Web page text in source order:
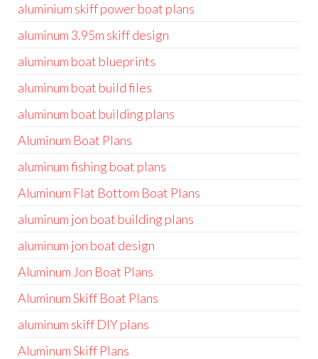
aluminium skiff power boat plans
aluminum 3.95m skiff design
aluminum boat blueprints
aluminum boat build files
aluminum boat building plans
Aluminum Boat Plans
aluminum fishing boat plans
Aluminum Flat Bottom Boat Plans
aluminum jon boat building plans
aluminum jon boat design
Aluminum Jon Boat Plans
Aluminum Skiff Boat Plans
aluminum skiff DIY plans
Aluminum Skiff Plans